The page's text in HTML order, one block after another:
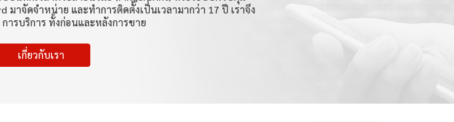
าจัดจำหน่าย และทำการติดตั้งเป็นเวลามากว่า 17 ปี เราจึง
ารบริการ ทั้งก่อนและหลังการขาย
เกี่ยวกับเรา